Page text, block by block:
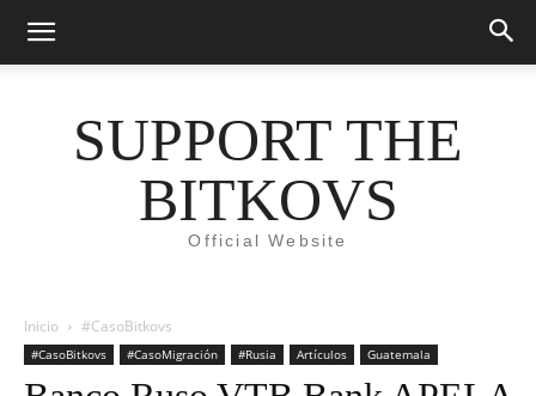
SUPPORT THE
BITKOVS
Official Website
Inicio #CasoBitkovs
#CasoBitkovs #CasoMigración #Rusia Artículos Guatemala